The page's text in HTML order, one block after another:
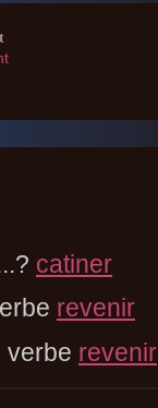
catiner
revenir
verbe revenir